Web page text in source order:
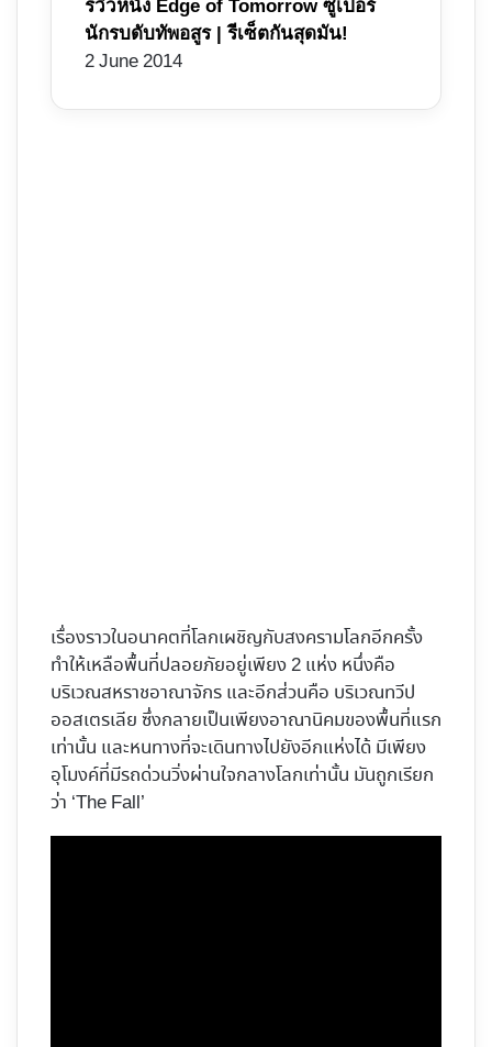
รีวิวหนัง Edge of Tomorrow ซูเปอร์
นักรบดับทัพอสูร | รีเซ็ตกันสุดมัน!
2 June 2014
เรื่องราวในอนาคตที่โลกเผชิญกับสงครามโลกอีกครั้ง
ทำให้เหลือพื้นที่ปลอยภัยอยู่เพียง 2 แห่ง หนึ่งคือ
บริเวณสหราชอาณาจักร และอีกส่วนคือ บริเวณทวีป
ออสเตรเลีย ซึ่งกลายเป็นเพียงอาณานิคมของพื้นที่แรก
เท่านั้น และหนทางที่จะเดินทางไปยังอีกแห่งได้ มีเพียง
อุโมงค์ที่มีรถด่วนวิ่งผ่านใจกลางโลกเท่านั้น มันถูกเรียก
ว่า ‘The Fall’